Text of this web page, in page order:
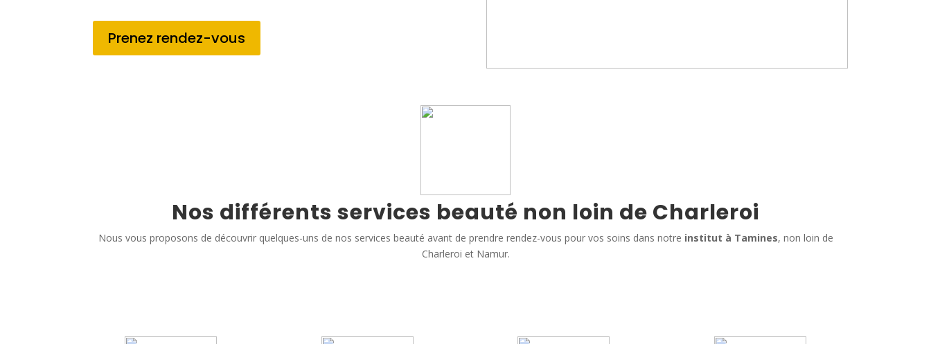
Prenez rendez-vous
Nos différents services beauté non loin de Charleroi
Nous vous proposons de découvrir quelques-uns de nos services beauté avant de prendre rendez-vous pour vos soins dans notre institut à Tamines, non loin de
Charleroi et Namur.